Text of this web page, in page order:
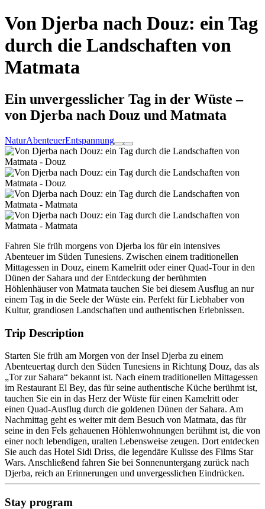
Von Djerba nach Douz: ein Tag
durch die Landschaften von
Matmata
Ein unvergesslicher Tag in der Wüste –
von Djerba nach Douz und Matmata
NaturAbenteuerEntspannung
Fahren Sie früh morgens von Djerba los für ein intensives
Abenteuer im Süden Tunesiens. Zwischen einem traditionellen
Mittagessen in Douz, einem Kamelritt oder einer Quad-Tour in den
Dünen der Sahara und der Entdeckung der berühmten
Höhlenhäuser von Matmata tauchen Sie bei diesem Ausflug an nur
einem Tag in die Seele der Wüste ein. Perfekt für Liebhaber von
Kultur, grandiosen Landschaften und authentischen Erlebnissen.
Trip Description
Starten Sie früh am Morgen von der Insel Djerba zu einem
Abenteuertag durch den Süden Tunesiens in Richtung Douz, das als
„Tor zur Sahara“ bekannt ist. Nach einem traditionellen Mittagessen
im Restaurant El Bey, das für seine authentische Küche berühmt ist,
tauchen Sie ein in das Herz der Wüste für einen Kamelritt oder
einen Quad-Ausflug durch die goldenen Dünen der Sahara. Am
Nachmittag geht es weiter mit dem Besuch von Matmata, das für
seine in den Fels gehauenen Höhlenwohnungen berühmt ist, die von
einer noch lebendigen, uralten Lebensweise zeugen. Dort entdecken
Sie auch das Hotel Sidi Driss, die legendäre Kulisse des Films Star
Wars. Anschließend fahren Sie bei Sonnenuntergang zurück nach
Djerba, reich an Erinnerungen und unvergesslichen Eindrücken.
Stay program